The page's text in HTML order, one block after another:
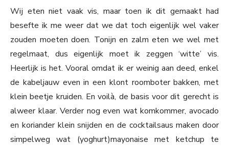
Wij eten niet vaak vis, maar toen ik dit gemaakt had
besefte ik me weer dat we dat toch eigenlijk wel vaker
zouden moeten doen. Tonijn en zalm eten we wel met
regelmaat, dus eigenlijk moet ik zeggen ‘witte’ vis.
Heerlijk is het. Vooral omdat ik er weinig aan deed, enkel
de kabeljauw even in een klont roomboter bakken, met
klein beetje kruiden. En voilà, de basis voor dit gerecht is
alweer klaar. Verder nog even wat komkommer, avocado
en koriander klein snijden en de cocktailsaus maken door
simpelweg wat (yoghurt)mayonaise met ketchup te